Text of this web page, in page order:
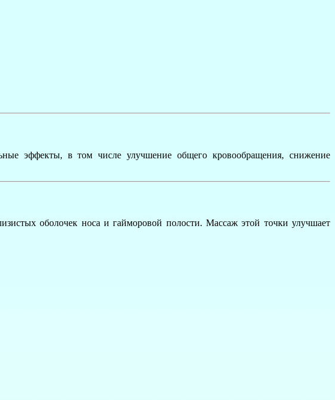
эффекты, в том числе улучшение общего кровообращения, снижение
оболочек носа и гайморовой полости. Массаж этой точки улучшает